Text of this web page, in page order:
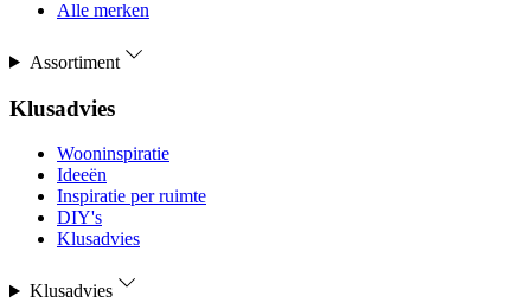
Alle merken
Assortiment
Klusadvies
Wooninspiratie
Ideeën
Inspiratie per ruimte
DIY's
Klusadvies
Klusadvies